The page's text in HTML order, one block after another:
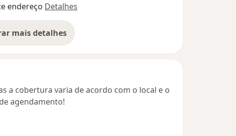
endereço Detalhes
mais detalhes
sobre o endereço
a cobertura varia de acordo com o local e o
agendamento!